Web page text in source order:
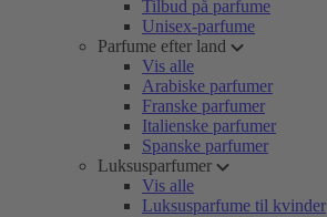
Tilbud på parfume
Unisex-parfume
Parfume efter land
Vis alle
Arabiske parfumer
Franske parfumer
Italienske parfumer
Spanske parfumer
Luksusparfumer
Vis alle
Luksusparfume til kvinder